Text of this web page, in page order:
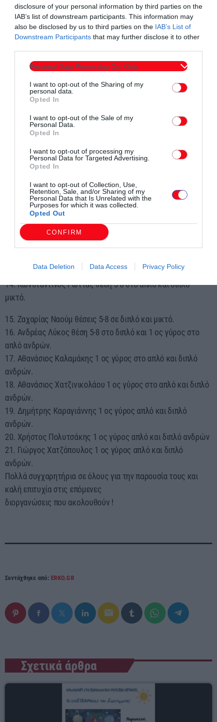
disclosure of your personal information by third parties on the
IAB’s list of downstream participants. This information may
also be disclosed by us to third parties on the IAB’s List of
Downstream Participants that may further disclose it to other
Personal Data Processing Opt Outs
I want to opt-out of the Sharing of my
personal data.
Opted In
I want to opt-out of the Sale of my
Personal Data.
Opted In
I want to opt-out of processing my
Personal Data for Targeted Advertising.
Opted In
I want to opt-out of Collection, Use,
Retention, Sale, and/or Sharing of my
Personal Data that Is Unrelated with the
Purposes for which it was collected.
Opted Out
CONFIRM
Data Deletion Data Access Privacy Policy
2. Μαρία Κασάπη 2 1 ες θέσεις απλό και διπλό γυναικών.
3. Ελένη Κοκοβίδου 2 η θέση στο μικτό και 3 η στο διπλό
γυναικών.
4. Δήμητρα Δημάδη 2 3 ες θέσεις στο διπλό και διπλό μικτό.
5. Ελένη Δαδινίδου 3 η θέση στο διπλό και θέση 5-8 στο
6. Μαρία Παπαδάκη 3 η θέση στο διπλό και θέση 5-8 στο
διπλό μικτό.
7. Άγγελος Καλλιγάς 1 η θέση στο διπλό μικτό και 2 η στο
διπλό ανδρών.
διπλό αντρών .
9. Πολυχρόνης Δαλακούρας 2 η θέση στο απλό και 3 η θέση
10. Δημήτρης Πεχλιβανίδης 2 3 ες θέσεις στο απλό και διπλό
ανδρών.
11. Φίλιππος Κάρκαλος 3 η θέση στο απλό και θέση 5-8 στο
διπλό ανδρών.
13. Αθανάσιος Κασάπης θέση 5-8 στο απλό και διπλό ανδρών.
14. Κωνσταντίνος Γώττας θέση 5-8 στο απλό και διπλό
μικτό.
15. Ζαχαρίας Ναούμ θέσεις 5-8 σε διπλό και μικτό.
16. Ανδρέας Λύκος θέση 5-8 στο διπλό και 1 ος γύρος στο
απλό ανδρών.
17. Αθανάσιος Καλαμάκης 1 ος γύρος στο απλό και διπλό
ανδρών.
18. Αθανάσιος Χατζινικολάου 1 ος γύρος στο απλό και διπλό
ανδρών.
19. Δημήτρης Καραγιάννης 1 ος γύρος απλό και διπλό
ανδρών.
20. Χρήστος Πολυτσάκης 1 ος γύρος απλό και διπλό ανδρών
21. Γιώργος Χατζόπουλος 1 ος γύρος απλό και διπλό
ανδρών.
Πολλά συγχαρητήρια σε όλους για την παρουσία τους και
καλή επιτυχία στις επόμενες
διοργανώσεις που ακολουθούν !
Συντάχθηκε από: ERKO.GR
email
Σχετικά άρθρα